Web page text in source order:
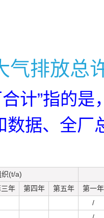
气排放总
计”指的是
数据、全
织(t/a)
年 第四年 第五年
第一年
/